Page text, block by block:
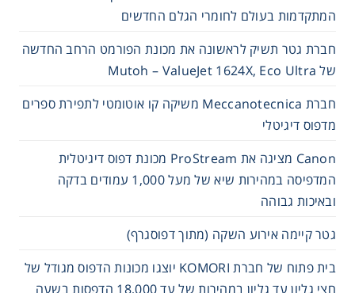
המתקדמות בעולם לחומרי הגלם החדשים
חברת גטר תשיק לראשונה את מכונת הפורמט הרחב החדשה
של Mutoh – ValueJet 1624X, Eco Ultra
חברת Meccanotecnica משיקה קו אוטומטי לתפירת ספרים
מדפוס דיגיטלי
Canon מציגה את ProStream מכונת דפוס דיגיטלית
המדפיסה במהירות שיא של מעל 1,000 עמודים בדקה
ובאיכות גבוהה
גטר קיימה אירוע השקה (מתוך דפוסגרף)
בית פתוח של חברת KOMORI יוצגו מכונות הדפוס מגודל של
חצי גליון עד גליון במהירות של עד 18,000 הדפסות בשעה